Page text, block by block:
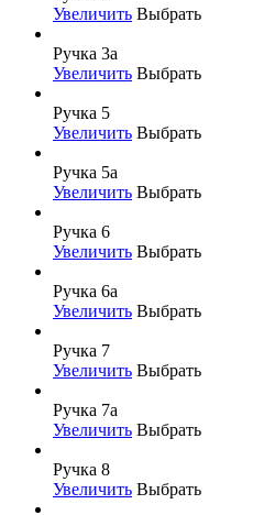
Увеличить Выбрать
Ручка 3а
Увеличить Выбрать
Ручка 5
Увеличить Выбрать
Ручка 5а
Увеличить Выбрать
Ручка 6
Увеличить Выбрать
Ручка 6а
Увеличить Выбрать
Ручка 7
Увеличить Выбрать
Ручка 7а
Увеличить Выбрать
Ручка 8
Увеличить Выбрать